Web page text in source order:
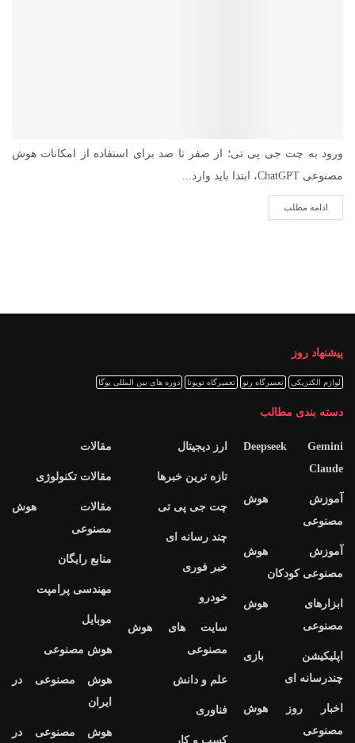
ورود به چت جی پی تی؛ از صفر تا صد برای استفاده از امکانات هوش
مصنوعی ChatGPT، ابتدا باید وارد...
ادامه مطلب
پیشنهاد روز
لوازم الکتریکی تعمیرگاه رنو تعمیرگاه تویوتا دوره های بین المللی یوگا
دسته بندی مطالب
Deepseek Gemini
Claude
آموزش هوش
مصنوعی
آموزش هوش
مصنوعی کودکان
ابزارهای هوش
مصنوعی
اپلیکیشن بازی
چندرسانه ای
اخبار روز هوش
مصنوعی
ارز دیجیتال
تازه ترین خبرها
چت جی پی تی
چند رسانه ای
خبر فوری
خودرو
سایت های هوش
مصنوعی
علم و دانش
فناوری
کسب و کار
مقالات
مقالات تکنولوژی
مقالات هوش
مصنوعی
منابع رایگان
مهندسی پرامپت
موبایل
هوش مصنوعی
هوش مصنوعی در
ایران
هوش مصنوعی در